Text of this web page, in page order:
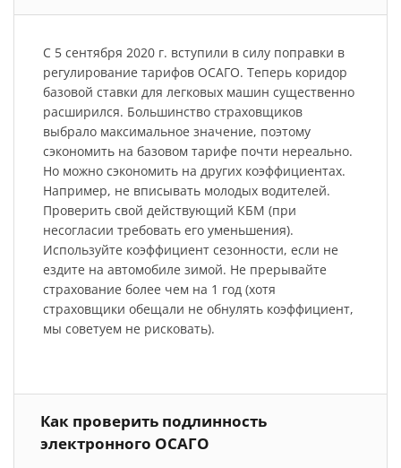
С 5 сентября 2020 г. вступили в силу поправки в
регулирование тарифов ОСАГО. Теперь коридор
базовой ставки для легковых машин существенно
расширился. Большинство страховщиков
выбрало максимальное значение, поэтому
сэкономить на базовом тарифе почти нереально.
Но можно сэкономить на других коэффициентах.
Например, не вписывать молодых водителей.
Проверить свой действующий КБМ (при
несогласии требовать его уменьшения).
Используйте коэффициент сезонности, если не
ездите на автомобиле зимой. Не прерывайте
страхование более чем на 1 год (хотя
страховщики обещали не обнулять коэффициент,
мы советуем не рисковать).
Как проверить подлинность
электронного ОСАГО